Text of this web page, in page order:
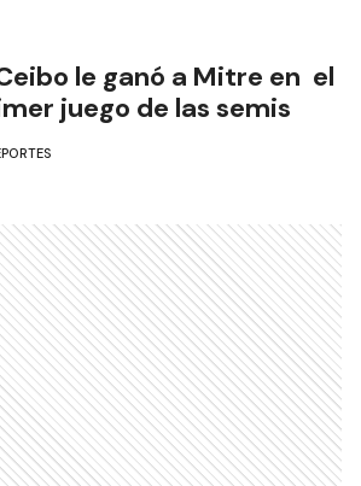
le ganó a Mitre en el
juego de las semis